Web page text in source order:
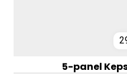
5-panel